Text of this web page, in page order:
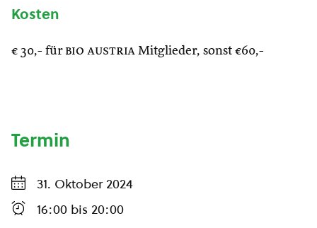
Kosten
€ 30,- für bio austria Mitglieder, sonst €60,-
Termin
31. Oktober 2024
16:00 bis 20:00